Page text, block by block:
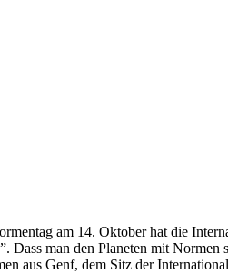
am 14. Oktober hat die
Dass man den Planeten mit
aus Genf, dem Sitz der